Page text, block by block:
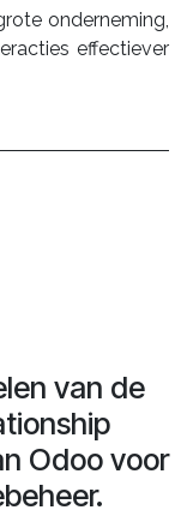
onderneming,
effectiever
van de
Odoo voor